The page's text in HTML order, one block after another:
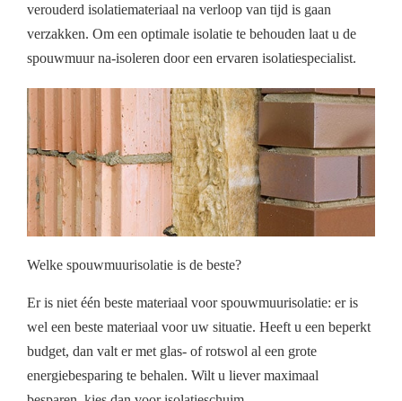
verouderd isolatiemateriaal na verloop van tijd is gaan
verzakken. Om een optimale isolatie te behouden laat u de
spouwmuur na-isoleren door een ervaren isolatiespecialist.
Welke spouwmuurisolatie is de beste?
Er is niet één beste materiaal voor spouwmuurisolatie: er is
wel een beste materiaal voor uw situatie. Heeft u een beperkt
budget, dan valt er met glas- of rotswol al een grote
energiebesparing te behalen. Wilt u liever maximaal